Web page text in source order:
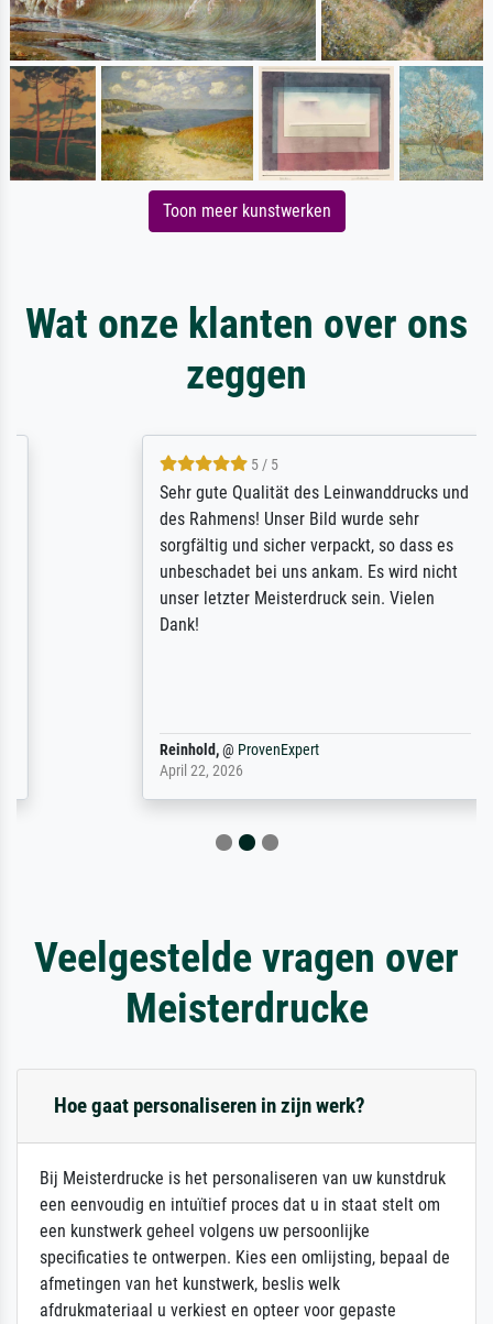
Toon meer kunstwerken
Wat onze klanten over ons
zeggen
5 / 5
Sehr gute Qualität des Leinwanddrucks und
des Rahmens! Unser Bild wurde sehr
sorgfältig und sicher verpackt, so dass es
unbeschadet bei uns ankam. Es wird nicht
unser letzter Meisterdruck sein. Vielen
@ProvenExpert
April 22, 2026
Veelgestelde vragen over
Meisterdrucke
Hoe gaat personaliseren in zijn werk?
Bij Meisterdrucke is het personaliseren van uw kunstdruk
een eenvoudig en intuïtief proces dat u in staat stelt om
een kunstwerk geheel volgens uw persoonlijke
specificaties te ontwerpen. Kies een omlijsting, bepaal de
afmetingen van het kunstwerk, beslis welk
afdrukmateriaal u verkiest en opteer voor gepaste